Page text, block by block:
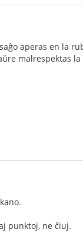
aperas en la
malrespektas
punktoj, ne ĉiuj.